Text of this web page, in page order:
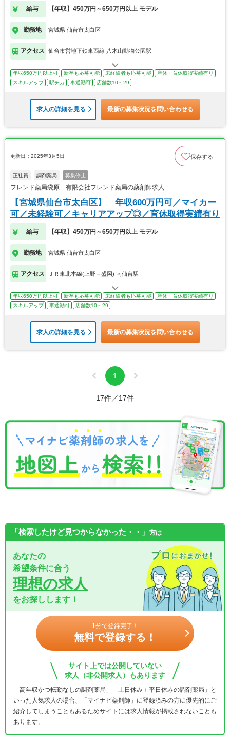
給与 【年収】450万円～650万円以上 モデル
勤務地 宮城県 仙台市太白区
アクセス 仙台市営地下鉄東西線 八木山動物公園駅
年収650万円以上可 新卒も応募可能 未経験者も応募可能
産休・育休取得実績有り
スキルアップ
駅チカ 車通勤可 店舗数10～29
求人の詳細を見る 最新の募集状況を問い合わせる
更新日：2025年3月5日 保存する
正社員 調剤薬局 募集停止
フレンド薬局袋原 有限会社フレンド薬局の薬剤師求人
【宮城県仙台市太白区】 年収600万円可／マイカー
可／未経験可／キャリアアップ◎／育休取得実績有り
給与 【年収】450万円～650万円以上 モデル
勤務地 宮城県 仙台市太白区
アクセス ＪＲ東北本線(上野－盛岡) 南仙台駅
年収650万円以上可 新卒も応募可能 未経験者も応募可能
産休・育休取得実績有り
スキルアップ
車通勤可 店舗数10～29
求人の詳細を見る 最新の募集状況を問い合わせる
1
17件／17件
「検索したけど見つからなかった・・」 方は
あなたの
希望条件に合う
理想の求人
をお探しします！
1分で登録完了！
無料で登録する！
サイト上では公開していない
求人（非公開求人）もあります
「高年収かつ転勤なしの調剤薬局」「土日休み＋平日休みの調剤薬局」と
いった人気求人の場合、「マイナビ薬剤師」に登録済みの方に優先的にご
紹介してしまうこともあるためサイトには求人情報が掲載されないことも
あります。